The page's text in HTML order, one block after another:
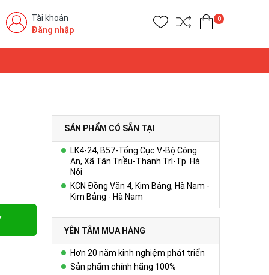
Tài khoản
Đăng nhập
0
SẢN PHẨM CÓ SẴN TẠI
LK4-24, B57-Tổng Cục V-Bộ Công
An, Xã Tân Triều-Thanh Trì-Tp. Hà
Nội
KCN Đồng Văn 4, Kim Bảng, Hà Nam -
Kim Bảng - Hà Nam
YÊN TÂM MUA HÀNG
Hơn 20 năm kinh nghiệm phát triển
Sản phẩm chính hãng 100%